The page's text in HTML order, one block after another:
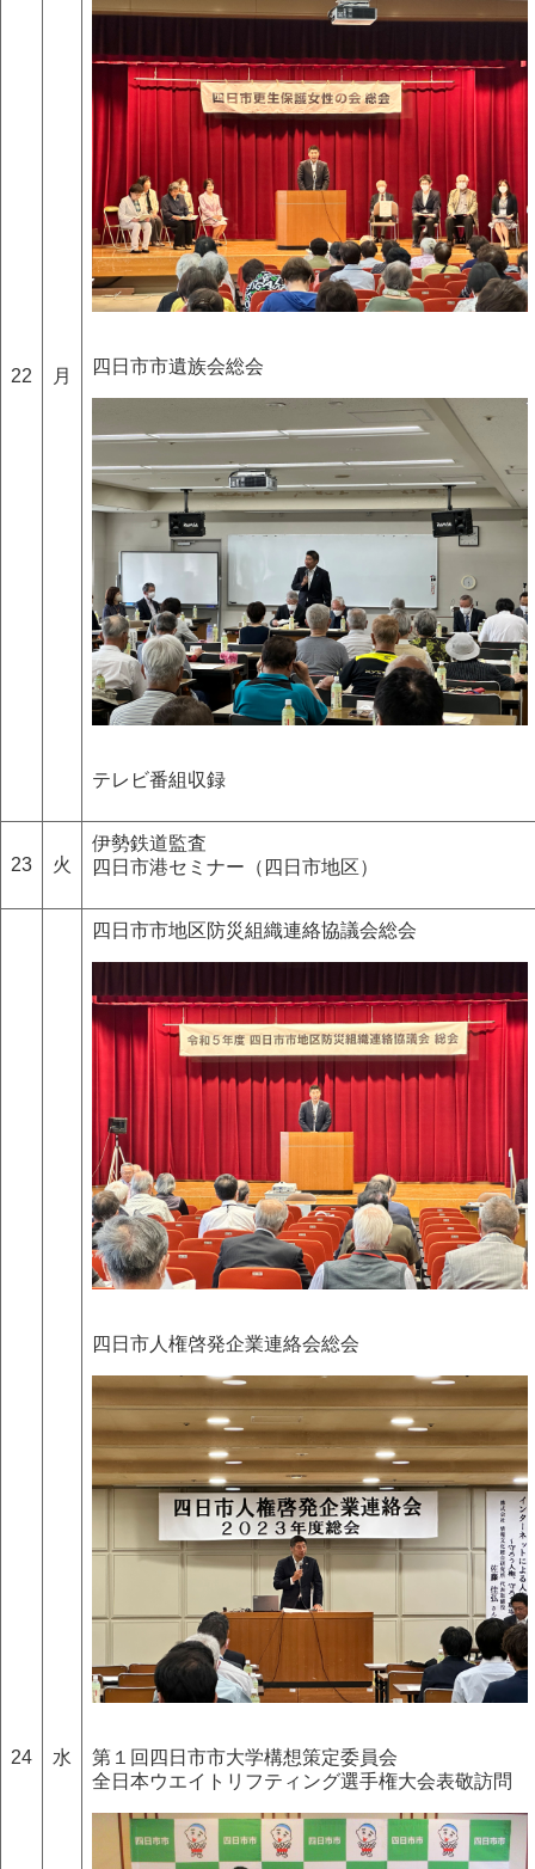
22 月 四日市市遺族会総会
テレビ番組収録
23 火
伊勢鉄道監査
四日市港セミナー（四日市地区）
24 水
四日市市地区防災組織連絡協議会総会
四日市人権啓発企業連絡会総会
第１回四日市市大学構想策定委員会
全日本ウエイトリフティング選手権大会表敬訪問